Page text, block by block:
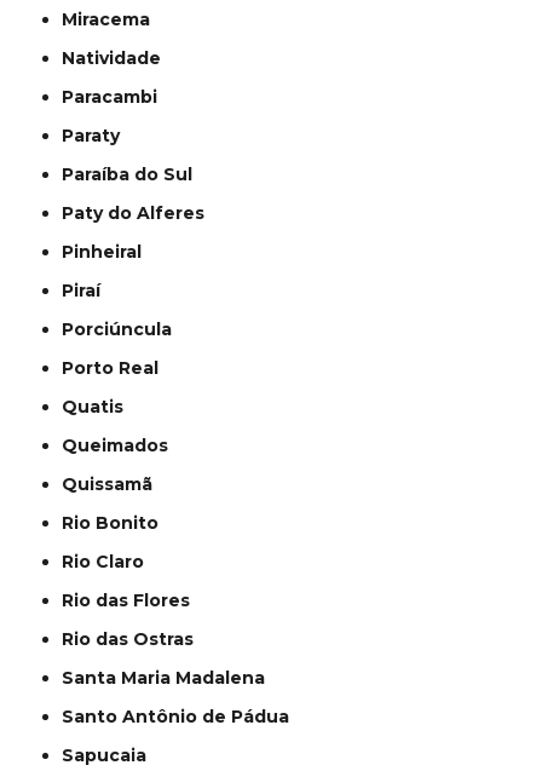
Miracema
Natividade
Paracambi
Paraty
Paraíba do Sul
Paty do Alferes
Pinheiral
Piraí
Porciúncula
Porto Real
Quatis
Queimados
Quissamã
Rio Bonito
Rio Claro
Rio das Flores
Rio das Ostras
Santa Maria Madalena
Santo Antônio de Pádua
Sapucaia